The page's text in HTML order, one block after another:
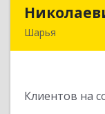
Шарья
Клиентов на